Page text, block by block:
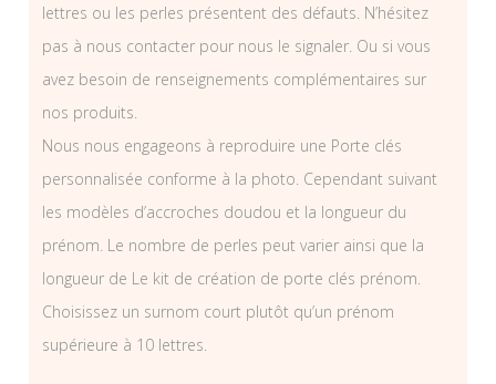
lettres ou les perles présentent des défauts. N’hésitez
pas à nous contacter pour nous le signaler. Ou si vous
avez besoin de renseignements complémentaires sur
nos produits.
Nous nous engageons à reproduire une Porte clés
personnalisée conforme à la photo. Cependant suivant
les modèles d’accroches doudou et la longueur du
prénom. Le nombre de perles peut varier ainsi que la
longueur de Le kit de création de porte clés prénom.
Choisissez un surnom court plutôt qu’un prénom
supérieure à 10 lettres.